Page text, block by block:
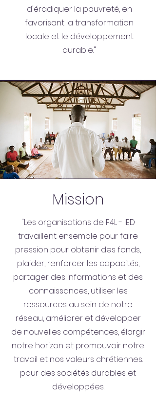
d'éradiquer la pauvreté, en
favorisant la transformation
locale et le développement
durable."
Mission
"Les organisations de F4L - IED
travaillent ensemble pour faire
pression pour obtenir des fonds,
plaider, renforcer les capacités,
partager des informations et des
connaissances, utiliser les
ressources au sein de notre
réseau, améliorer et développer
de nouvelles compétences, élargir
notre horizon et promouvoir notre
travail et nos valeurs chrétiennes.
pour des sociétés durables et
développées.